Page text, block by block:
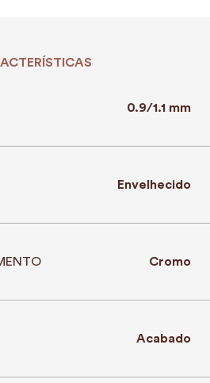
0.9/1.1 mm
Envelhecido
Cromo
Acabado